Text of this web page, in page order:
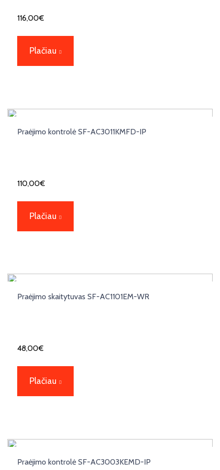
116,00€
Plačiau
Praėjimo kontrolė SF-AC3011KMFD-IP
110,00€
Plačiau
Praėjimo skaitytuvas SF-AC1101EM-WR
48,00€
Plačiau
Praėjimo kontrolė SF-AC3003KEMD-IP